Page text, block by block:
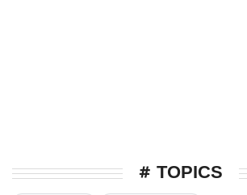
# TOPICS